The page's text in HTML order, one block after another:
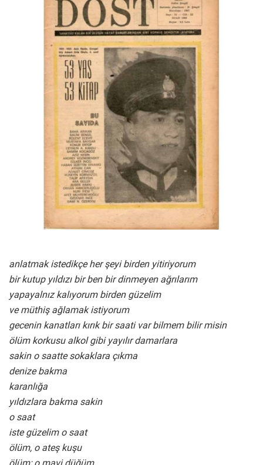
anlatmak istedikçe her şeyi birden yitiriyorum
bir kutup yıldızı bir ben bir dinmeyen ağrılarım
yapayalnız kalıyorum birden güzelim
ve müthiş ağlamak istiyorum
gecenin kanatları kırık bir saati var bilmem bilir misin
ölüm korkusu alkol gibi yayılır damarlara
sakin o saatte sokaklara çıkma
denize bakma
karanlığa
yıldızlara bakma sakin
o saat
iste güzelim o saat
ölüm, o ateş kuşu